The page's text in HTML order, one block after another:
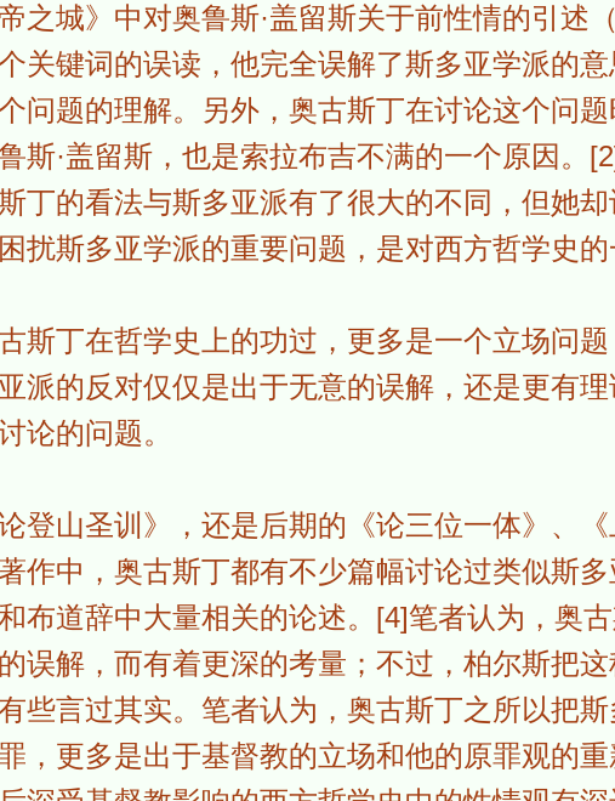
之城》中对奥鲁斯·盖留斯关于前性情的引述
关键词的误读，他完全误解了斯多亚学派的
问题的理解。另外，奥古斯丁在讨论这个问
斯·盖留斯，也是索拉布吉不满的一个原因。
丁的看法与斯多亚派有了很大的不同，但她
扰斯多亚学派的重要问题，是对西方哲学史
斯丁在哲学史上的功过，更多是一个立场问题
派的反对仅仅是出于无意的误解，还是更有理
论的问题。
登山圣训》，还是后期的《论三位一体》、
作中，奥古斯丁都有不少篇幅讨论过类似斯
布道辞中大量相关的论述。[4]笔者认为，奥
误解，而有着更深的考量；不过，柏尔斯把
些言过其实。笔者认为，奥古斯丁之所以把
，更多是出于基督教的立场和他的原罪观的